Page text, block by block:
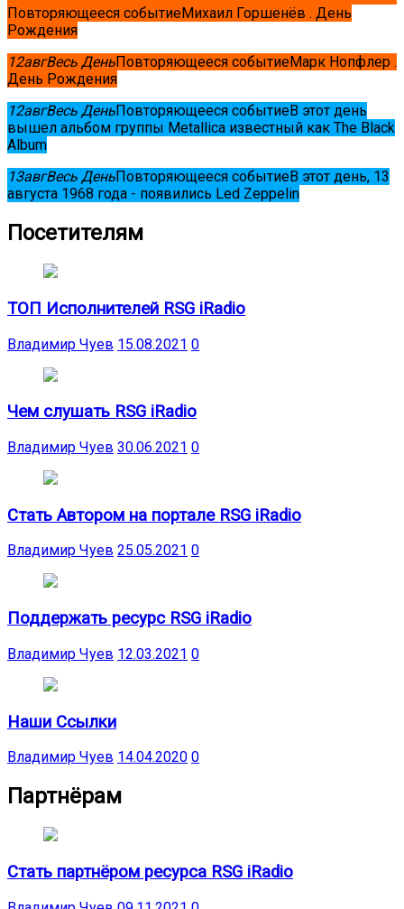
Повторяющееся событиеМихаил Горшенёв . День
Рождения
12авгВесь ДеньПовторяющееся событиеМарк Нопфлер .
День Рождения
12авгВесь ДеньПовторяющееся событиеВ этот день
вышел альбом группы Metallica известный как The Black
Album
13авгВесь ДеньПовторяющееся событиеВ этот день, 13
августа 1968 года - появились Led Zeppelin
Посетителям
ТОП Исполнителей RSG iRadio
Владимир Чуев 15.08.2021 0
Чем слушать RSG iRadio
Владимир Чуев 30.06.2021 0
Стать Автором на портале RSG iRadio
Владимир Чуев 25.05.2021 0
Поддержать ресурс RSG iRadio
Владимир Чуев 12.03.2021 0
Наши Ссылки
Владимир Чуев 14.04.2020 0
Партнёрам
Стать партнёром ресурса RSG iRadio